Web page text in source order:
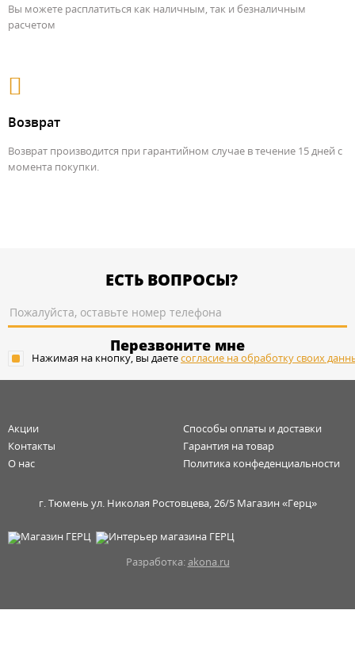
Вы можете расплатиться как наличным, так и безналичным
расчетом
Возврат
Возврат производится при гарантийном случае в течение 15 дней с
момента покупки.
ЕСТЬ ВОПРОСЫ?
Перезвоните мне
Нажимая на кнопку, вы даетесогласие на обработку своих
Акции
Контакты
О нас
Способы оплаты и доставки
Гарантия на товар
Политика конфеденциальности
г. Тюмень ул. Николая Ростовцева, 26/5 Магазин «Герц»
Разработка:akona.ru